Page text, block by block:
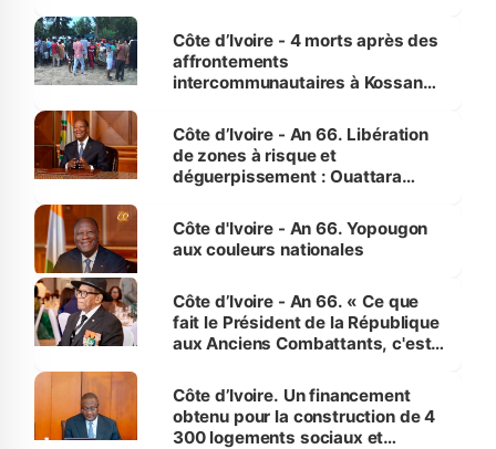
générations futures »
Côte d’Ivoire - 4 morts après des
affrontements
intercommunautaires à Kossandji
milieu des sinistrés
Côte d’Ivoire - An 66. Libération
de zones à risque et
déguerpissement : Ouattara
l'Etat de droit pour préserver les
vies humaines »
Côte d'Ivoire - An 66. Yopougon
aux couleurs nationales
Côte d’Ivoire - An 66. « Ce que
fait le Président de la République
aux Anciens Combattants, c'est
Côte d’Ivoire. Un financement
obtenu pour la construction de 4
300 logements sociaux et